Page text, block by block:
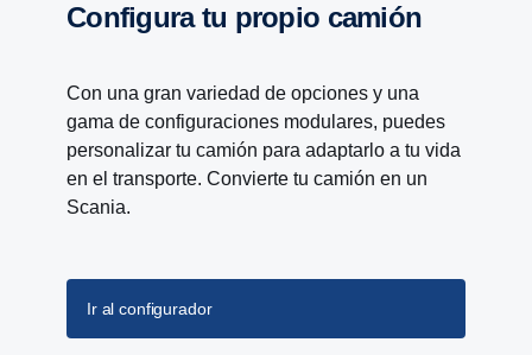
Confi­gura tu propio camión
Con una gran variedad de opciones y una
gama de configuraciones modulares, puedes
personalizar tu camión para adaptarlo a tu vida
en el transporte. Convierte tu camión en un
Scania.
Ir al configurador